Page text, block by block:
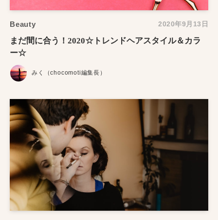
Beauty 2020年9月13日
まだ間に合う！2020☆トレンドヘアスタイル＆カラ
ー☆
みく（chocomoti編集長）